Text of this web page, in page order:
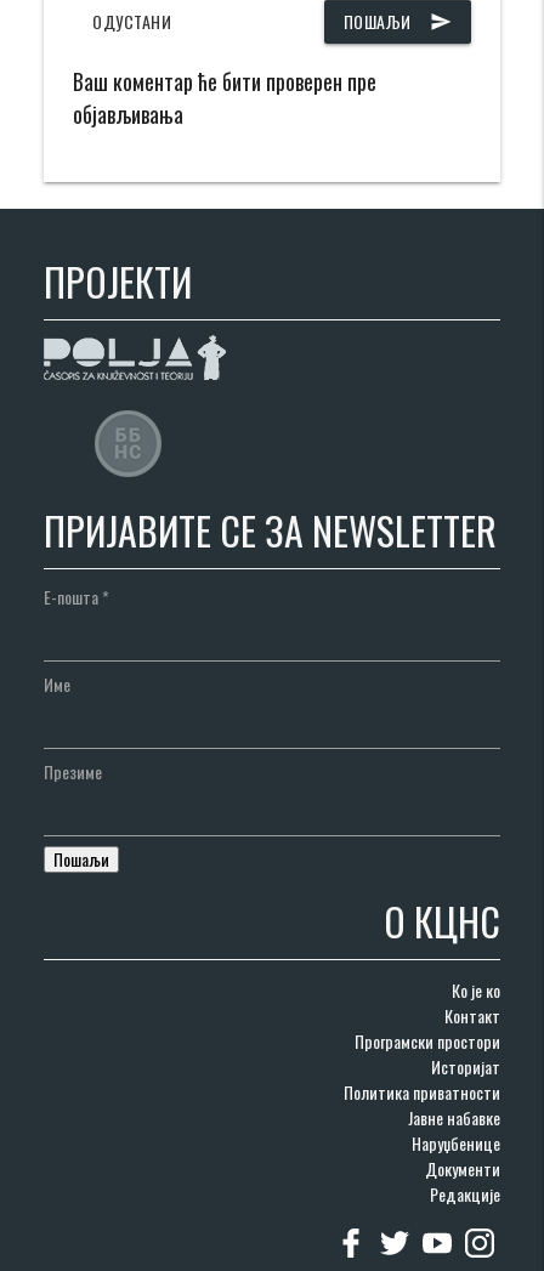
ПОШАЉИ send
ОДУСТАНИ
Ваш коментар ће бити проверен пре
објављивања
ПРОЈЕКТИ
ПРИЈАВИТЕ СЕ ЗА NEWSLETTER
Е-пошта*
Име
Презиме
О КЦНС
Ко је ко
Контакт
Програмски простори
Историјат
Политика приватности
Јавне набавке
Наруџбенице
Документи
Редакције